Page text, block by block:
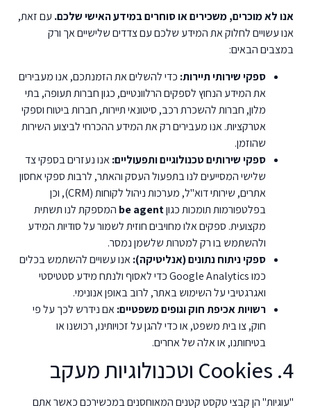
אנו לא מוכרים, משכירים או סוחרים במידע האישי שלכם. עם זאת,
אנו עשויים לחלוק את המידע שלכם עם צדדים שלישיים אך ורק
במצבים הבאים:
ספקי שירותי תיירות: כדי להשלים את הזמנתכם, אנו מעבירים
את המידע הנחוץ לספקים הרלוונטיים, כגון חברות תעופה, בתי
מלון, חברות להשכרת רכב, סיטונאי תיירות, חברות ביטוח וספקי
אטרקציות. אנו מעבירים רק את המידע ההכרחי לביצוע השירות
שהוזמן.
ספקי שירותים טכנולוגיים ותפעוליים:אנו נעזרים בספקי צד
שלישי המסייעים לנו בתפעול העסק והאתר, לרבות ספקי אחסון
אתרים, שירותי דוא"ל, מערכות ניהול לקוחות (CRM), וכן
בפלטפורמות תומכות כגוןbe agent המספקת לנו תשתית
מקצועית. ספקים אלו מחויבים חוזית לשמור על סודיות המידע
ולהשתמש בו רק למטרות שלשמן נמסר.
ספקי ניתוח נתונים (אנליטיקה):אנו עשויים להשתמש בכלים
כמו Google Analytics כדי לאסוף ולנתח מידע סטטיסטי
ואגרגטיבי על השימוש באתר, לרוב באופן אנונימי.
רשויות אכיפת חוק וגופים משפטיים:אם נידרש לכך על פי
חוק, צו בית משפט, או כדי להגן על זכויותינו, רכושנו או
בטיחותנו, או אלה של אחרים.
4. Cookies וטכנולוגיות מעקב
"עוגיות" הן קבצי טקסט קטנים המאוחסנים במכשירכם כאשר אתם